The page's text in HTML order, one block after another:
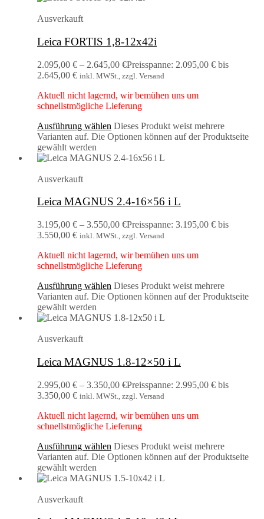
Ausverkauft
Leica FORTIS 1,8-12x42i
2.095,00 € – 2.645,00 €Preisspanne: 2.095,00 € bis
2.645,00 € inkl. MWSt., zzgl. Versand
Aktuell nicht lagernd, wir bemühen uns um
schnellstmögliche Lieferung
Ausführung wählen Dieses Produkt weist mehrere
Varianten auf. Die Optionen können auf der Produktseite
gewählt werden
Ausverkauft
Leica MAGNUS 2.4-16×56 i L
3.195,00 € – 3.550,00 €Preisspanne: 3.195,00 € bis
3.550,00 € inkl. MWSt., zzgl. Versand
Aktuell nicht lagernd, wir bemühen uns um
schnellstmögliche Lieferung
Ausführung wählen Dieses Produkt weist mehrere
Varianten auf. Die Optionen können auf der Produktseite
gewählt werden
Ausverkauft
Leica MAGNUS 1.8-12×50 i L
2.995,00 € – 3.350,00 €Preisspanne: 2.995,00 € bis
3.350,00 € inkl. MWSt., zzgl. Versand
Aktuell nicht lagernd, wir bemühen uns um
schnellstmögliche Lieferung
Ausführung wählen Dieses Produkt weist mehrere
Varianten auf. Die Optionen können auf der Produktseite
gewählt werden
Ausverkauft